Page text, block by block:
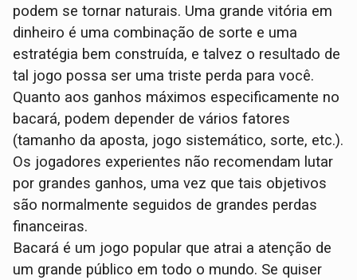
podem se tornar naturais. Uma grande vitória em
dinheiro é uma combinação de sorte e uma
estratégia bem construída, e talvez o resultado de
tal jogo possa ser uma triste perda para você.
Quanto aos ganhos máximos especificamente no
bacará, podem depender de vários fatores
(tamanho da aposta, jogo sistemático, sorte, etc.).
Os jogadores experientes não recomendam lutar
por grandes ganhos, uma vez que tais objetivos
são normalmente seguidos de grandes perdas
financeiras.
Bacará é um jogo popular que atrai a atenção de
um grande público em todo o mundo. Se quiser